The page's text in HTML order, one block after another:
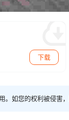
下载
如您的权利被侵害